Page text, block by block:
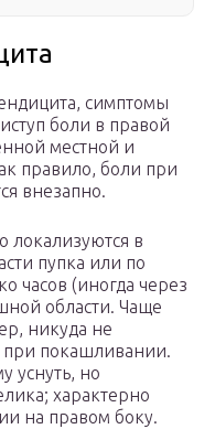
симптомы
боли в правой
местной и
правило, боли при
внезапно.
локализуются в
пупка или по
часов (иногда через
области. Чаще
никуда не
при покашливании.
уснуть, но
характерно
на правом боку.